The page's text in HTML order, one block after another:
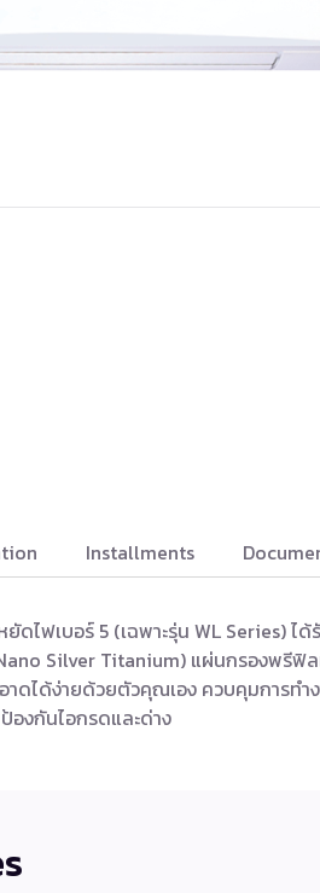
Installments
ยัดไฟเบอร์ 5 (เฉพาะรุ่น WL Series)
Silver Titanium) แผ่นกรองพรีฟิ
าดได้ง่ายด้วยตัวคุณเอง ควบคุมการท
องกันไอกรดและด่าง